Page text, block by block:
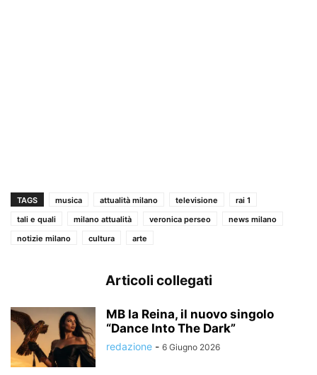
TAGS musica attualità milano televisione
rai 1
tali e quali
milano attualità veronica perseo
news milano
notizie milano
cultura arte
Articoli collegati
MB la Reina, il nuovo singolo
“Dance Into The Dark”
redazione - 6 Giugno 2026